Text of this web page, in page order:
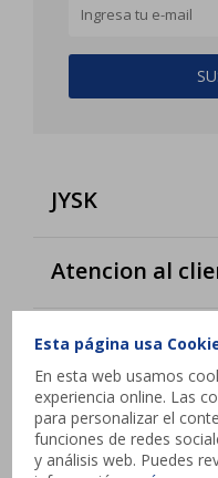
Esta página usa
En esta web usamos
experiencia online. Las
para personalizar el
funciones de redes
y análisis web. Puedes
JYSK
Atencion al
Contacto
Interbalnearia esq.
Canelones
contacto@jysk.uy